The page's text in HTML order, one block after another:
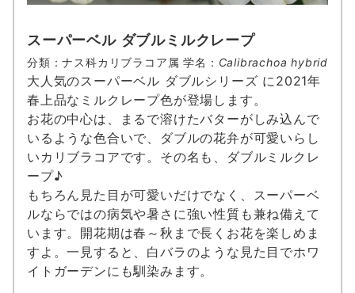
スーパーベル ダブルミルクレープ
分類：ナス科カリブラコア属 学名： Calibrachoa hybrid
大人気のスーパーベル ダブルシリーズ に2021年
春上品なミルクレープ色が登場します。
お花の中心は、まるで溶けたバターがしみ込んで
いるような色合いで、ダブルの花弁が可愛いらし
いカリブラコアです。その名も、ダブルミルクレ
ープ♪
もちろん見た目が可愛いだけでなく、スーパーベ
ルならではの病気や暑さに強い性質も兼ね備えて
います。開花期は春～秋まで長くお花を楽しめま
すよ。一見すると、白バラのような見た目でホワ
イトガーデンにも馴染みます。